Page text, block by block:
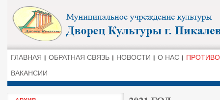
ГЛАВНАЯ ОБРАТНАЯ СВЯЗЬ НОВОСТИ О НАС
ВАКАНСИИ